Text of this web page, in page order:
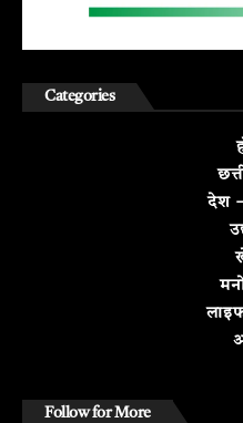
Categories
देश
Follow for More